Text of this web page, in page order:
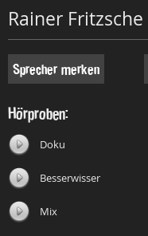
Rainer Fritzsche
Sprecher merken
Hörproben:
Doku
Besserwisser
Mix